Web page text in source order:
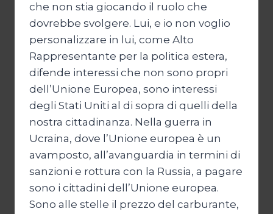
che non stia giocando il ruolo che
dovrebbe svolgere. Lui, e io non voglio
personalizzare in lui, come Alto
Rappresentante per la politica estera,
difende interessi che non sono propri
dell’Unione Europea, sono interessi
degli Stati Uniti al di sopra di quelli della
nostra cittadinanza. Nella guerra in
Ucraina, dove l’Unione europea è un
avamposto, all’avanguardia in termini di
sanzioni e rottura con la Russia, a pagare
sono i cittadini dell’Unione europea.
Sono alle stelle il prezzo del carburante,